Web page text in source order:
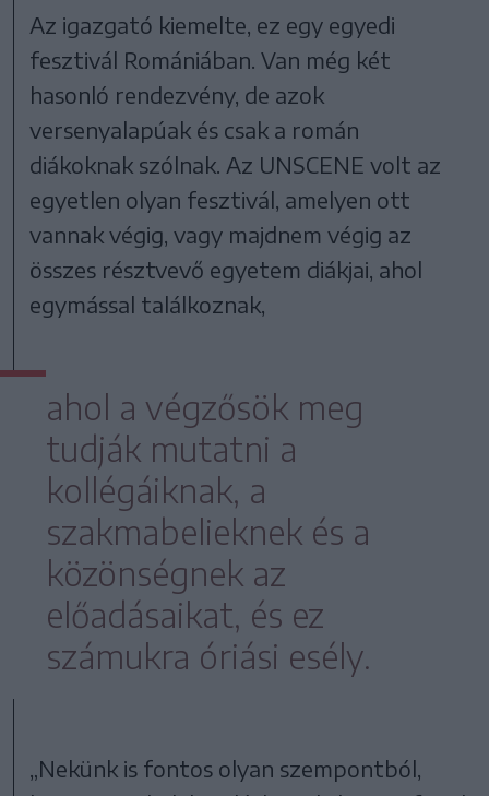
Az igazgató kiemelte, ez egy egyedi
fesztivál Romániában. Van még két
hasonló rendezvény, de azok
versenyalapúak és csak a román
diákoknak szólnak. Az UNSCENE volt az
egyetlen olyan fesztivál, amelyen ott
vannak végig, vagy majdnem végig az
összes résztvevő egyetem diákjai, ahol
egymással találkoznak,
ahol a végzősök meg
tudják mutatni a
kollégáiknak, a
szakmabelieknek és a
közönségnek az
előadásaikat, és ez
számukra óriási esély.
„Nekünk is fontos olyan szempontból,